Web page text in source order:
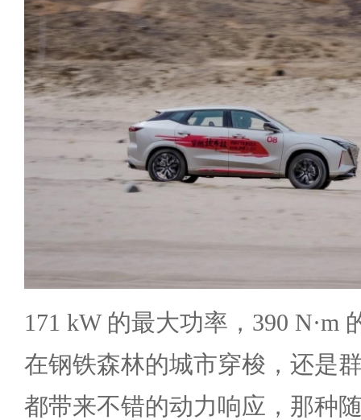
171 kW 的最大功率，390 N·m
在钢铁森林的城市穿梭，还是
都带来不错的动力响应，那种